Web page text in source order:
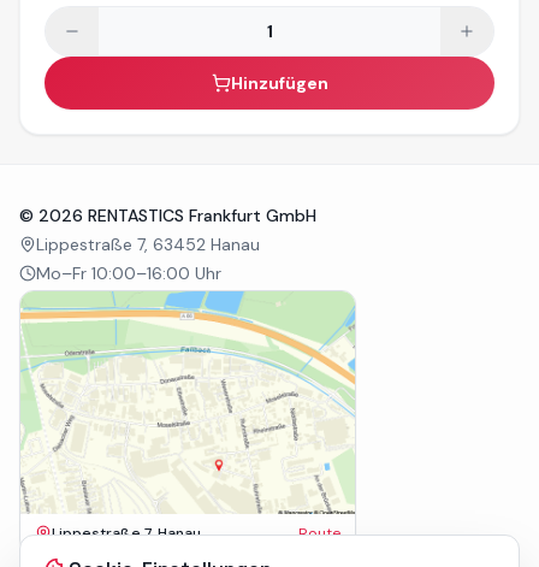
Hinzufügen
© 2026 RENTASTICS Frankfurt GmbH
Lippestraße 7, 63452 Hanau
Mo–Fr 10:00–16:00 Uhr
Lippestraße 7, Hanau Route